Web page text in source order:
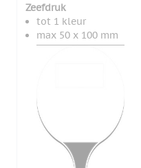
Zeefdruk
tot 1 kleur
max 50 x 100 mm